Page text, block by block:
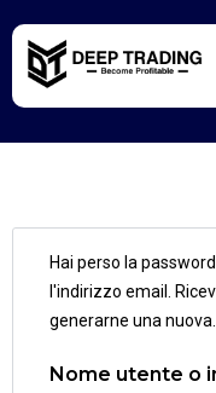
Hai perso la
l'indirizzo email.
generarne una nuova.
Nome utente o